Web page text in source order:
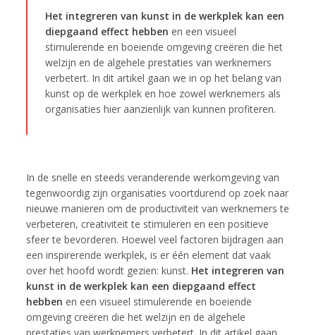
Het integreren van kunst in de werkplek kan een
diepgaand effect hebben en een visueel
stimulerende en boeiende omgeving creëren die het
welzijn en de algehele prestaties van werknemers
verbetert. In dit artikel gaan we in op het belang van
kunst op de werkplek en hoe zowel werknemers als
organisaties hier aanzienlijk van kunnen profiteren.
In de snelle en steeds veranderende werkomgeving van
tegenwoordig zijn organisaties voortdurend op zoek naar
nieuwe manieren om de productiviteit van werknemers te
verbeteren, creativiteit te stimuleren en een positieve
sfeer te bevorderen. Hoewel veel factoren bijdragen aan
een inspirerende werkplek, is er één element dat vaak
over het hoofd wordt gezien: kunst. Het integreren van
kunst in de werkplek kan een diepgaand effect
hebben en een visueel stimulerende en boeiende
omgeving creëren die het welzijn en de algehele